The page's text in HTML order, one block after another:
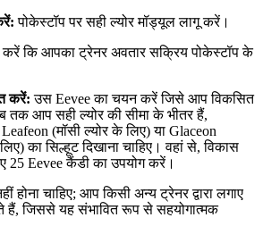
पोकेस्टॉप पर सही ल्योर मॉड्यूल लागू करें।
करें कि आपका ट्रेनर अवतार सक्रिय पोकेस्टॉप के
करें: उस Eevee का चयन करें जिसे आप विकसित
तक आप सही ल्योर की सीमा के भीतर हैं,
(मॉसी ल्योर के लिए) या Glaceon
का सिल्हूट दिखाना चाहिए। वहां से, विकास
25 Eevee कैंडी का उपयोग करें।
होना चाहिए; आप किसी अन्य ट्रेनर द्वारा लगाए
हैं, जिससे यह संभावित रूप से सहयोगात्मक